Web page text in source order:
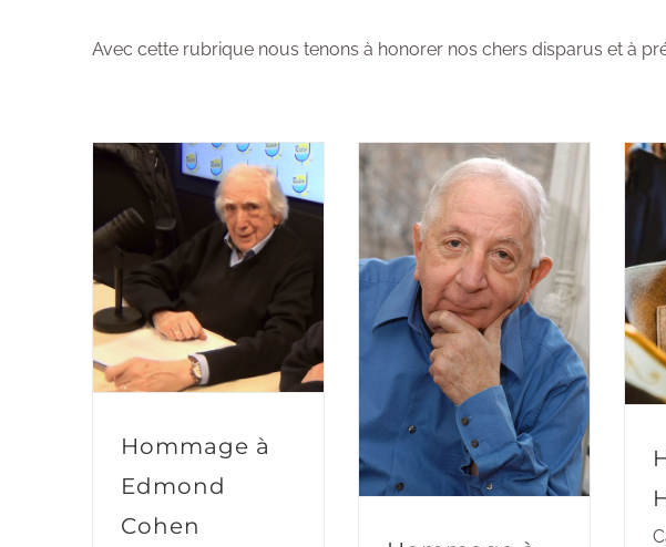
Avec cette rubrique nous tenons à honorer nos chers disparus et à
Hommage à
Edmond
Cohen
Hommage à Jo